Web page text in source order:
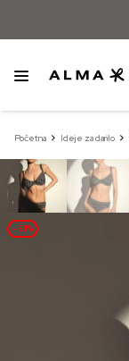
Početna Ideje za darilo
–51%